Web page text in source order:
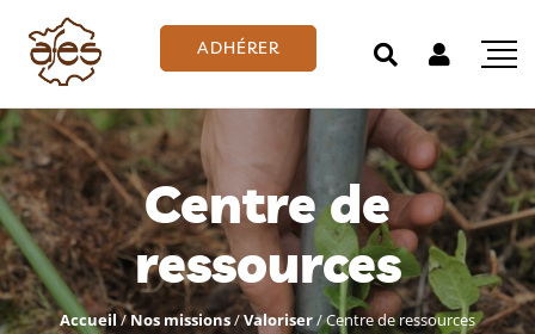
ADHÉRER
Centre de
ressources
Accueil/Nos missions/Valoriser/Centre de ressources